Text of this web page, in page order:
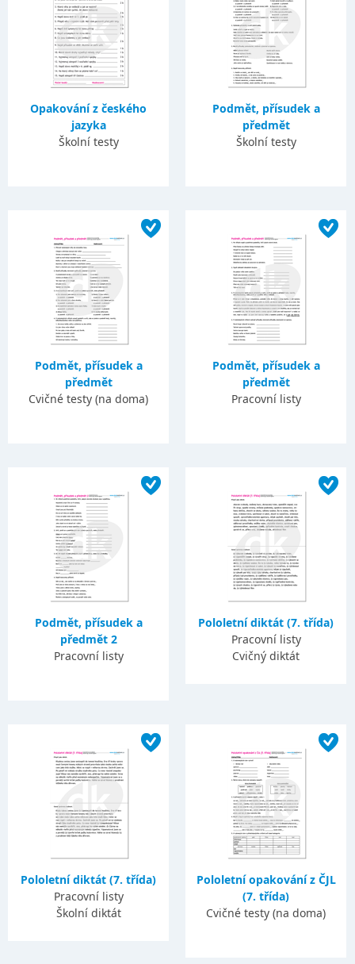
Opakování z českého
jazyka
Školní testy
Podmět, přísudek a
předmět
Školní testy
Podmět, přísudek a
předmět
Cvičné testy (na doma)
Podmět, přísudek a
předmět
Pracovní listy
Podmět, přísudek a
předmět 2
Pracovní listy
Pololetní diktát (7. třída)
Pracovní listy
Cvičný diktát
Pololetní diktát (7. třída)
Pracovní listy
Školní diktát
Pololetní opakování z ČJL
(7. třída)
Cvičné testy (na doma)